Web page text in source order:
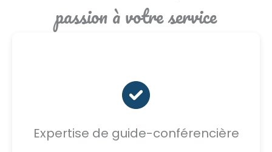
passion à votre service
Expertise de guide-conférencière